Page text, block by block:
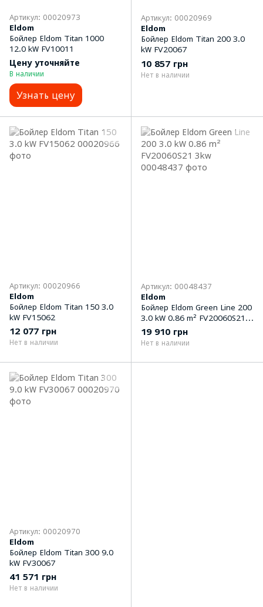
Артикул: 00020973
Eldom
Бойлер Eldom Titan 1000
12.0 kW FV10011
Цену уточняйте
В наличии
Узнать цену
Артикул: 00020969
Eldom
Бойлер Eldom Titan 200 3.0
kW FV20067
10 857 грн
Нет в наличии
Артикул: 00020966
Eldom
Бойлер Eldom Titan 150 3.0
kW FV15062
12 077 грн
Нет в наличии
Артикул: 00048437
Eldom
Бойлер Eldom Green Line 200
3.0 kW 0.86 m² FV20060S21
3kw
19 910 грн
Нет в наличии
Артикул: 00020970
Eldom
Бойлер Eldom Titan 300 9.0
kW FV30067
41 571 грн
Нет в наличии